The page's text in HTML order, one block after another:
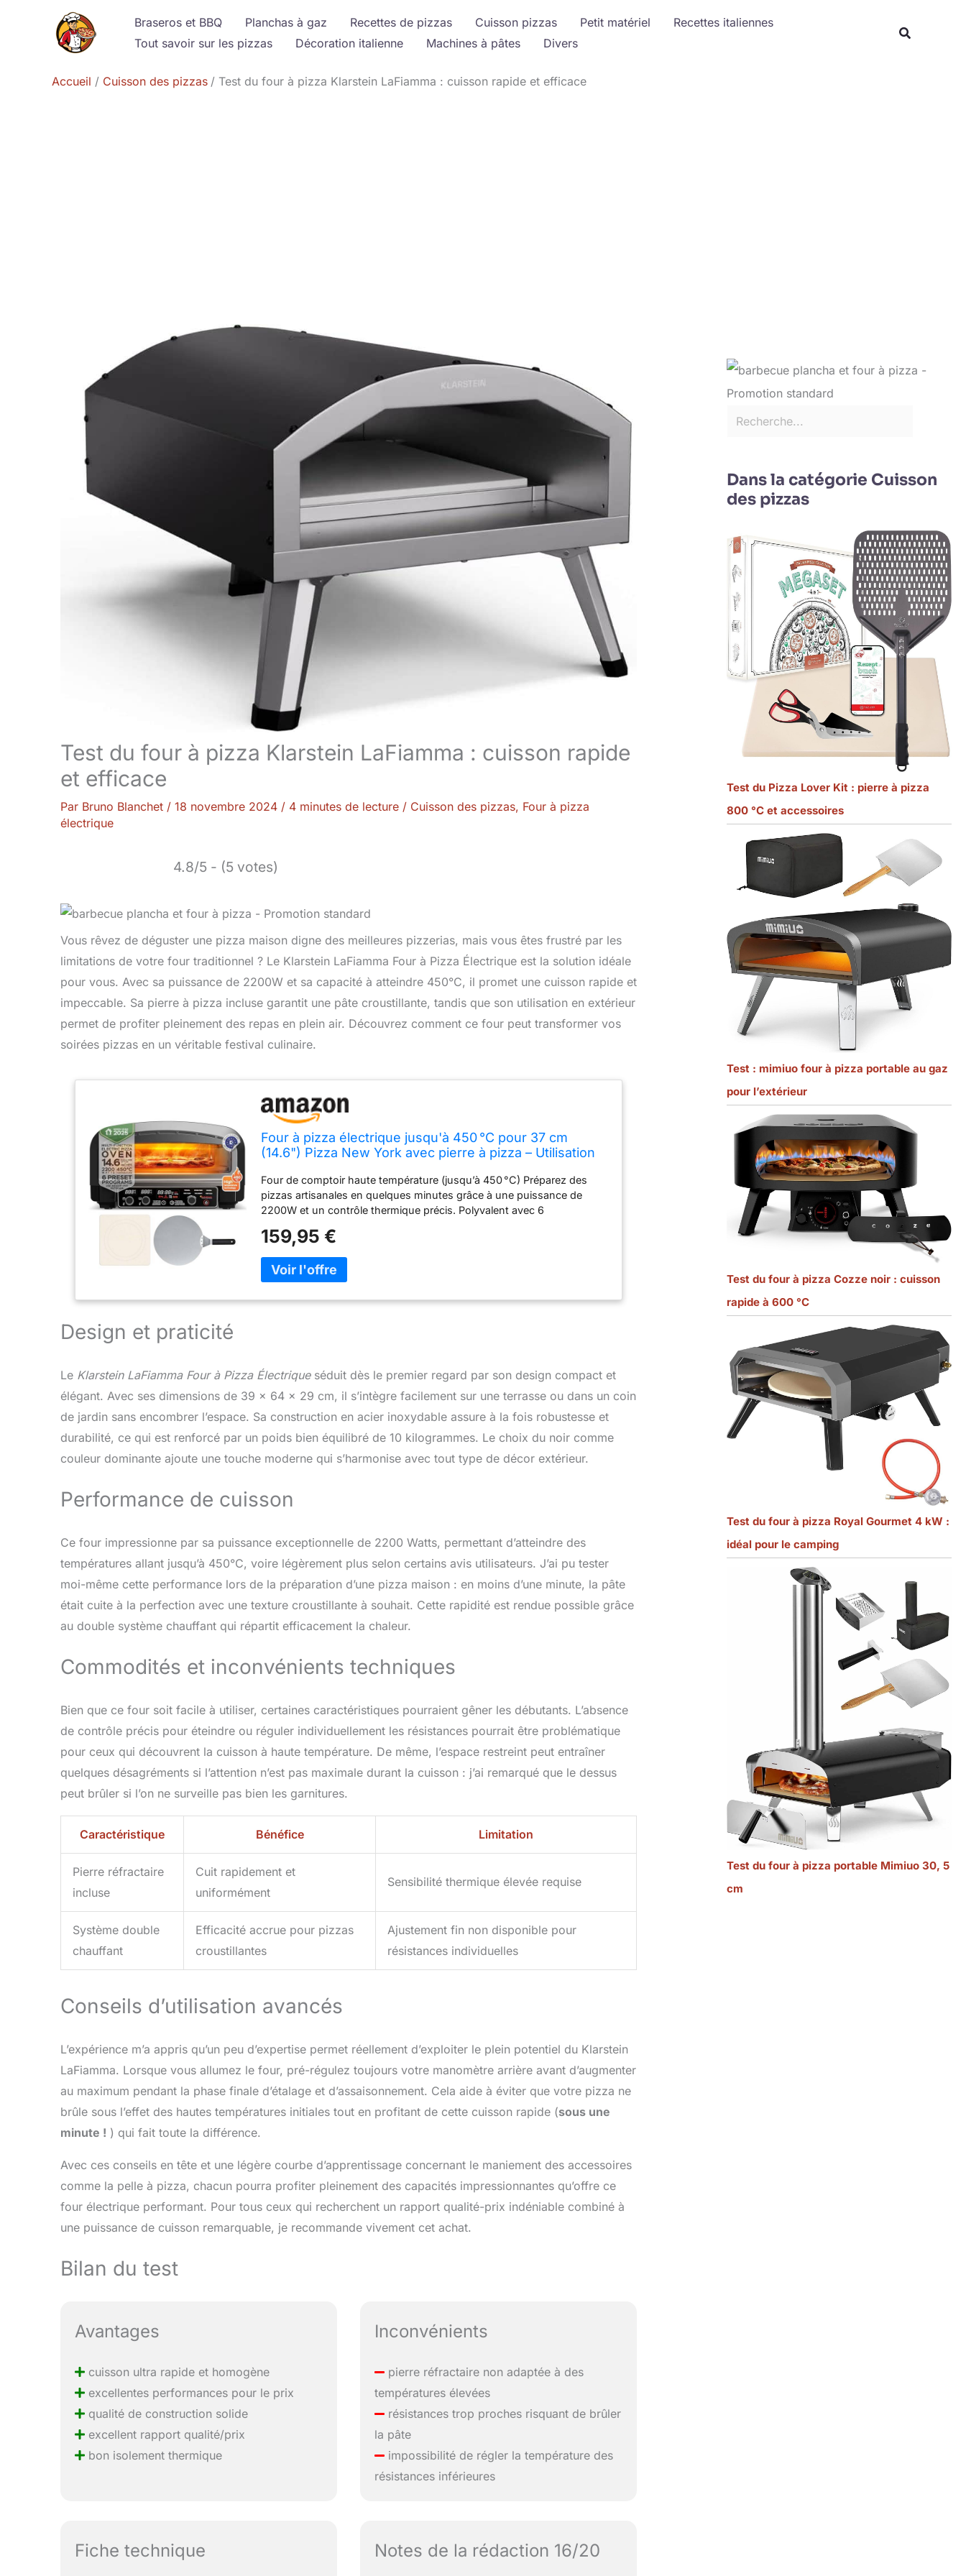
Braseros et BBQ Planchas à gaz Recettes de pizzas Cuisson pizzas Petit matériel
Recettes italiennes
Tout savoir sur les pizzas
Décoration italienne Machines à pâtes Divers
Accueil Cuisson des pizzas Test du four à pizza Klarstein LaFiamma : cuisson rapide et efficace
Test du four à pizza Klarstein LaFiamma : cuisson rapide
et efficace
Par Bruno Blanchet / 18 novembre 2024 / 4 minutes de lecture / Cuisson des pizzas, Four à pizza
électrique
4.8/5 - (5 votes)
Vous rêvez de déguster une pizza maison digne des meilleures pizzerias, mais vous êtes frustré par les
limitations de votre four traditionnel ? Le Klarstein LaFiamma Four à Pizza Électrique est la solution idéale
pour vous. Avec sa puissance de 2200W et sa capacité à atteindre 450°C, il promet une cuisson rapide et
impeccable. Sa pierre à pizza incluse garantit une pâte croustillante, tandis que son utilisation en extérieur
permet de profiter pleinement des repas en plein air. Découvrez comment ce four peut transformer vos
soirées pizzas en un véritable festival culinaire.
Four à pizza électrique jusqu'à 450 °C pour 37 cm
(14.6") Pizza New York avec pierre à pizza – Utilisation
table ou cuisine mobile
Four de comptoir haute température (jusqu’à 450 °C) Préparez des
pizzas artisanales en quelques minutes grâce à une puissance de
2200W et un contrôle thermique précis. Polyvalent avec 6
avec options pour pizza surgelée, pâte fine, style New York, cuisson
pierre et plus encore. Chauffage indépendant supérieur et inférieur
Ajustez séparément les éléments chauffants pour obtenir une base
croustillante et une garniture fondante. Conception compacte de 20
litres avec accès facile Four sans porte pour insérer et retirer la pizza
159,95 €
Design et praticité
Le Klarstein LaFiamma Four à Pizza Électriqueséduit dès le premier regard par son design compact et
élégant. Avec ses dimensions de 39 x 64 x 29 cm, il s’intègre facilement sur une terrasse ou dans un coin
de jardin sans encombrer l’espace. Sa construction en acier inoxydable assure à la fois robustesse et
durabilité, ce qui est renforcé par un poids bien équilibré de 10 kilogrammes. Le choix du noir comme
couleur dominante ajoute une touche moderne qui s’harmonise avec tout type de décor extérieur.
Performance de cuisson
Ce four impressionne par sa puissance exceptionnelle de 2200 Watts, permettant d’atteindre des
températures allant jusqu’à 450°C, voire légèrement plus selon certains avis utilisateurs. J’ai pu tester
moi-même cette performance lors de la préparation d’une pizza maison : en moins d’une minute, la pâte
était cuite à la perfection avec une texture croustillante à souhait. Cette rapidité est rendue possible grâce
au double système chauffant qui répartit efficacement la chaleur.
Commodités et inconvénients techniques
Bien que ce four soit facile à utiliser, certaines caractéristiques pourraient gêner les débutants. L’absence
de contrôle précis pour éteindre ou réguler individuellement les résistances pourrait être problématique
pour ceux qui découvrent la cuisson à haute température. De même, l’espace restreint peut entraîner
quelques désagréments si l’attention n’est pas maximale durant la cuisson : j’ai remarqué que le dessus
peut brûler si l’on ne surveille pas bien les garnitures.
Caractéristique Bénéfice Limitation
Pierre réfractaire
incluse
Cuit rapidement et
uniformément
Sensibilité thermique élevée requise
Système double
chauffant
Efficacité accrue pour pizzas
croustillantes
Ajustement fin non disponible pour
résistances individuelles
Conseils d’utilisation avancés
L’expérience m’a appris qu’un peu d’expertise permet réellement d’exploiter le plein potentiel du Klarstein
LaFiamma. Lorsque vous allumez le four, pré-régulez toujours votre manomètre arrière avant d’augmenter
au maximum pendant la phase finale d’étalage et d’assaisonnement. Cela aide à éviter que votre pizza ne
brûle sous l’effet des hautes températures initiales tout en profitant de cette cuisson rapide (sous une
minute ! ) qui fait toute la différence.
Avec ces conseils en tête et une légère courbe d’apprentissage concernant le maniement des accessoires
comme la pelle à pizza, chacun pourra profiter pleinement des capacités impressionnantes qu’offre ce
four électrique performant. Pour tous ceux qui recherchent un rapport qualité-prix indéniable combiné à
une puissance de cuisson remarquable, je recommande vivement cet achat.
Bilan du test
Avantages
cuisson ultra rapide et homogène
excellentes performances pour le prix
qualité de construction solide
excellent rapport qualité/prix
bon isolement thermique
Inconvénients
pierre réfractaire non adaptée à des
températures élevées
résistances trop proches risquant de brûler
la pâte
impossibilité de régler la température des
résistances inférieures
Fiche technique Notes de la rédaction 16/20
Dans la catégorie Cuisson
des pizzas
Test du Pizza Lover Kit : pierre à pizza
800 °C et accessoires
Test : mimiuo four à pizza portable au gaz
pour l’extérieur
Test du four à pizza Cozze noir : cuisson
rapide à 600 °C
Test du four à pizza Royal Gourmet 4 kW :
idéal pour le camping
Test du four à pizza portable Mimiuo 30, 5
cm